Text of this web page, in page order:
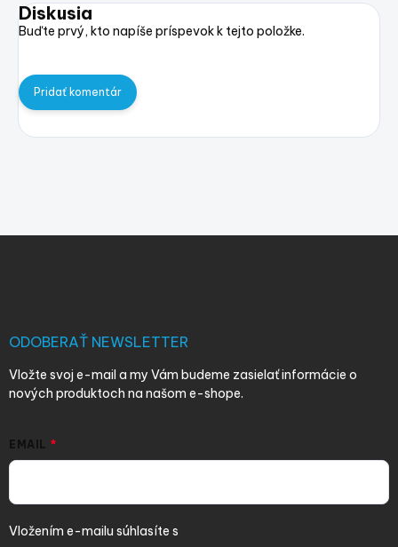
Diskusia
Buďte prvý, kto napíše príspevok k tejto položke.
Pridať komentár
ODOBERAŤ NEWSLETTER
Vložte svoj e-mail a my Vám budeme zasielať informácie o
nových produktoch na našom e-shope.
EMAIL
Vložením e-mailu súhlasíte s